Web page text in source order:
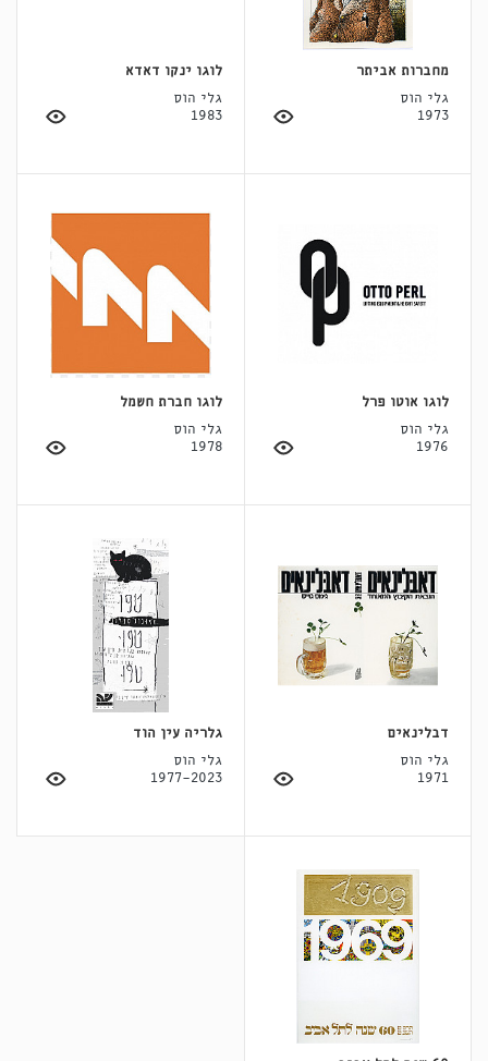
מחברות אביתר
גלי הוס
1973
לוגו ינקו דאדא
גלי הוס
1983
לוגו אוטו פרל
גלי הוס
1976
לוגו חברת חשמל
גלי הוס
1978
דבלינאים
גלי הוס
1971
גלריה עין הוד
גלי הוס
1977-2023